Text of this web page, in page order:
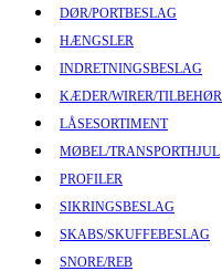
DØR/PORTBESLAG
HÆNGSLER
INDRETNINGSBESLAG
KÆDER/WIRER/TILBEHØR
LÅSESORTIMENT
MØBEL/TRANSPORTHJUL
PROFILER
SIKRINGSBESLAG
SKABS/SKUFFEBESLAG
SNORE/REB